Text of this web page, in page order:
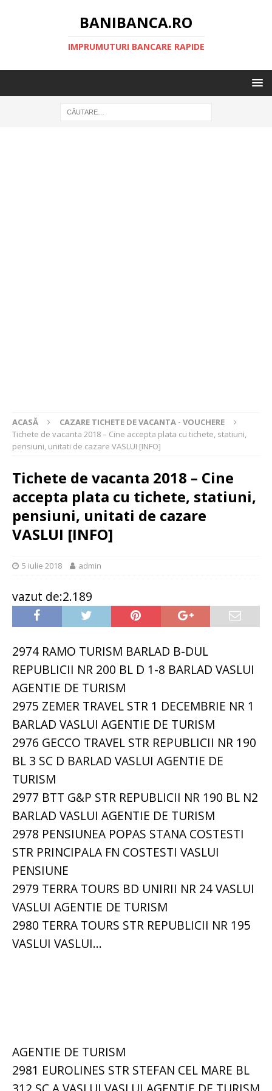
BANIBANCA.RO
IMPRUMUTURI BANCARE RAPIDE
ACASĂ
CAZARE TICHETE DE VACANTA - VOUCHERE
Tichete de vacanta 2018 – Cine accepta plata cu tichete, statiuni,
pensiuni, unitati de cazare VASLUI [INFO]
Tichete de vacanta 2018 – Cine
accepta plata cu tichete, statiuni,
pensiuni, unitati de cazare
VASLUI [INFO]
5 iulie 2018 admin
vazut de:2.189
2974 RAMO TURISM BARLAD B-DUL
REPUBLICII NR 200 BL D 1-8 BARLAD VASLUI
AGENTIE DE TURISM
2975 ZEMER TRAVEL STR 1 DECEMBRIE NR 1
BARLAD VASLUI AGENTIE DE TURISM
2976 GECCO TRAVEL STR REPUBLICII NR 190
BL 3 SC D BARLAD VASLUI AGENTIE DE
TURISM
2977 BTT G&P STR REPUBLICII NR 190 BL N2
BARLAD VASLUI AGENTIE DE TURISM
2978 PENSIUNEA POPAS STANA COSTESTI
STR PRINCIPALA FN COSTESTI VASLUI
PENSIUNE
2979 TERRA TOURS BD UNIRII NR 24 VASLUI
VASLUI AGENTIE DE TURISM
2980 TERRA TOURS STR REPUBLICII NR 195
VASLUI VASLUI...
AGENTIE DE TURISM
2981 EUROLINES STR STEFAN CEL MARE BL